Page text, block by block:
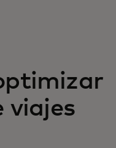
viajes